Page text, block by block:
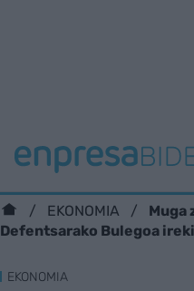
EKONOMIA
Muga
Defentsarako Bulegoa
EKONOMIA